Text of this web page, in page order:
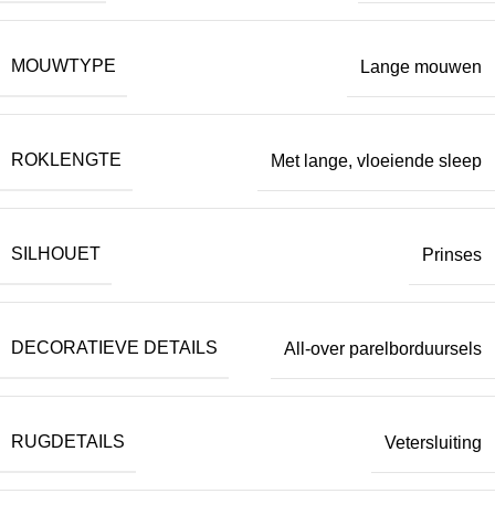
MOUWTYPE Lange mouwen
ROKLENGTE Met lange, vloeiende sleep
SILHOUET Prinses
DECORATIEVE DETAILS All-over parelborduursels
RUGDETAILS Vetersluiting